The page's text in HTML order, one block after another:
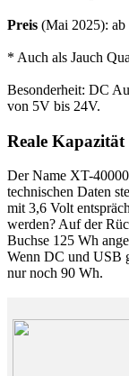
Preis (Mai 2025): ab
* Auch als Jauch
Besonderheit: DC
von 5V bis 24V.
Reale Kapazität
Der Name XT-
technischen Daten
mit 3,6 Volt
werden? Auf der
Buchse 125 Wh
Wenn DC und USB
nur noch 90 Wh.